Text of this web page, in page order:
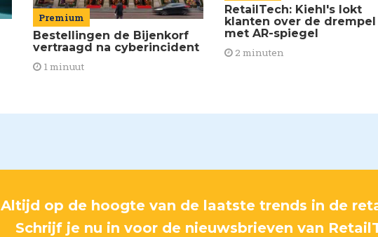
Premium
Bestellingen de Bijenkorf
vertraagd na cyberincident
1 minuut
RetailTech: Kiehl's lokt
klanten over de drempel
met AR-spiegel
2 minuten
Altijd op de hoogte van de laatste trends in de
Schrijf je nu in voor de nieuwsbrieven van